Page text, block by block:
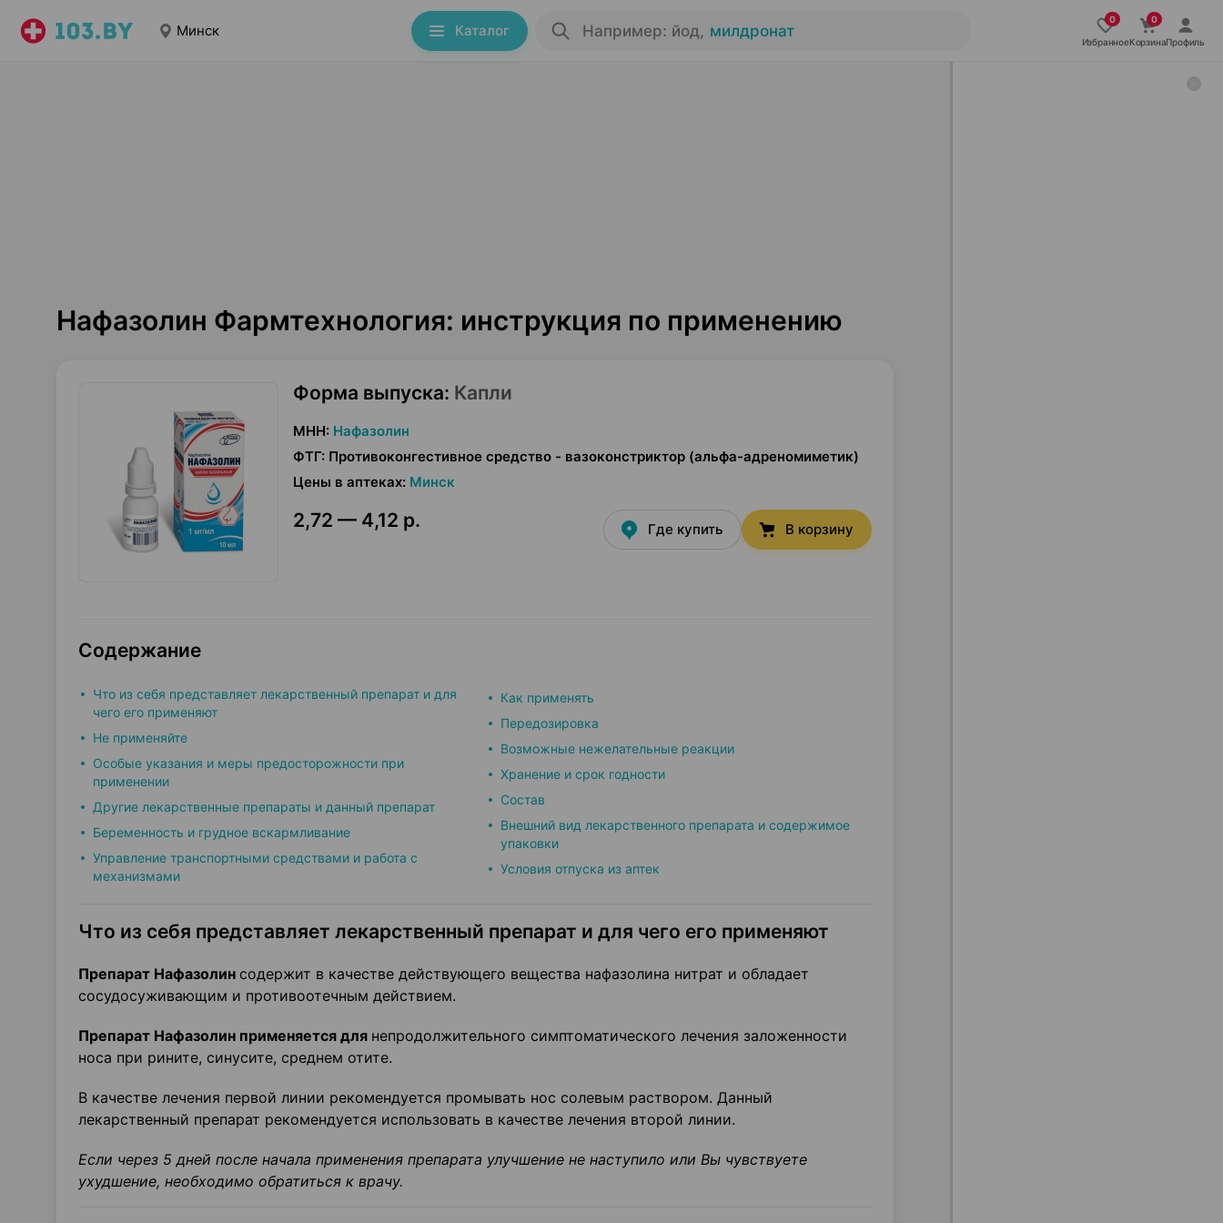
Минск Каталог Например: йод, милдронат
ИзбранноеКорзинаПрофиль
Нафазолин Фармтехнология: инструкция по применению
Форма выпуска: Капли
МНН: Нафазолин
ФТГ: Противоконгестивное средство - вазоконстриктор (альфа-адреномиметик)
Цены в аптеках: Минск
2,72 — 4,12 р. Где купить В корзину
Содержание
Что из себя представляет лекарственный препарат и для
чего его применяют
Не применяйте
Особые указания и меры предосторожности при
применении
Другие лекарственные препараты и данный препарат
Беременность и грудное вскармливание
Управление транспортными средствами и работа с
механизмами
Как применять
Передозировка
Возможные нежелательные реакции
Хранение и срок годности
Состав
Внешний вид лекарственного препарата и содержимое
упаковки
Условия отпуска из аптек
Что из себя представляет лекарственный препарат и для чего его применяют
Препарат Нафазолин содержит в качестве действующего вещества нафазолина нитрат и обладает
сосудосуживающим и противоотечным действием.
Препарат Нафазолин применяется для непродолжительного симптоматического лечения заложенности
носа при рините, синусите, среднем отите.
В качестве лечения первой линии рекомендуется промывать нос солевым раствором. Данный
лекарственный препарат рекомендуется использовать в качестве лечения второй линии.
Если через 5 дней после начала применения препарата улучшение не наступило или Вы чувствуете
ухудшение, необходимо обратиться к врачу.